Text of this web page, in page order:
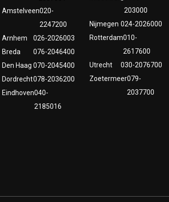
Amstelveen020-
2247200
Arnhem
026-2026003
Breda
076-2046400
Den Haag 070-2045400
Dordrecht078-2036200
Eindhoven040-
2185016
203000
Nijmegen 024-2026000
Rotterdam010-
2617600
Utrecht
030-2076700
Zoetermeer079-
2037700